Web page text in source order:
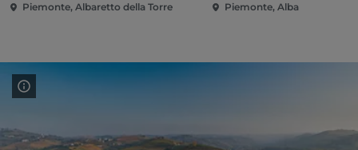
Piemonte, Albaretto della Torre Piemonte, Alba